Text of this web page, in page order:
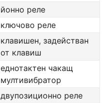
йонно реле
ключово реле
клавишен, задействан
от клавиш
еднотактен чакащ
мултивибратор
двупозиционно реле